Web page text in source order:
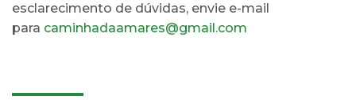
esclarecimento de dúvidas, envie e-mail
para caminhadaamares@gmail.com